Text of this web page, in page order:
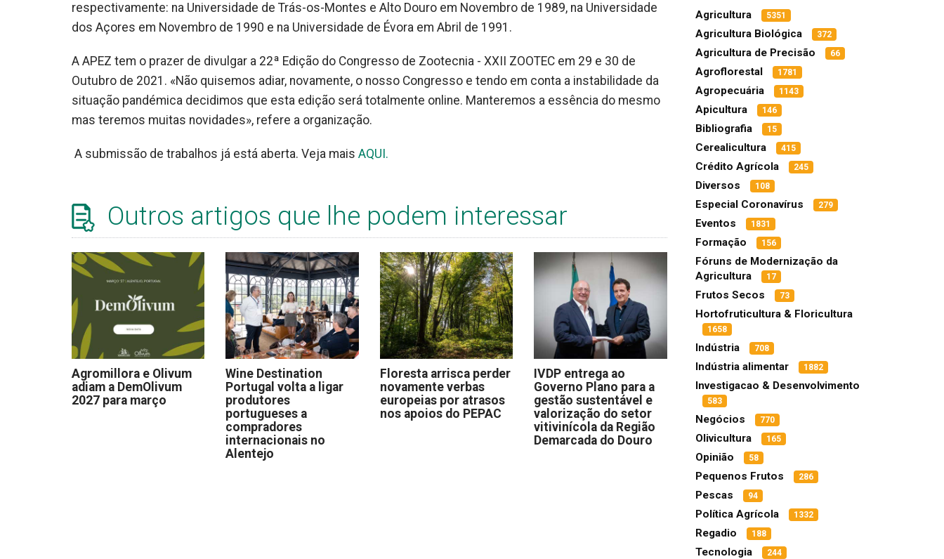
respectivamente: na Universidade de Trás-os-Montes e Alto Douro em Novembro de 1989, na Universidade
dos Açores em Novembro de 1990 e na Universidade de Évora em Abril de 1991.
A APEZ tem o prazer de divulgar a 22ª Edição do Congresso de Zootecnia - XXII ZOOTEC em 29 e 30 de
Outubro de 2021. «Não quisemos adiar, novamente, o nosso Congresso e tendo em conta a instabilidade da
situação pandémica decidimos que esta edição será totalmente online. Manteremos a essência do mesmo
mas teremos muitas novidades», refere a organização.
A submissão de trabalhos já está aberta. Veja mais AQUI.
Outros artigos que lhe podem interessar
Agromillora e Olivum
adiam a DemOlivum
2027 para março
Wine Destination
Portugal volta a ligar
produtores
portugueses a
compradores
internacionais no
Alentejo
Floresta arrisca perder
novamente verbas
europeias por atrasos
nos apoios do PEPAC
IVDP entrega ao
Governo Plano para a
gestão sustentável e
valorização do setor
vitivinícola da Região
Demarcada do Douro
Agricultura 5351
Agricultura Biológica 372
Agricultura de Precisão 66
Agroflorestal 1781
Agropecuária 1143
Apicultura 146
Bibliografia 15
Cerealicultura 415
Crédito Agrícola 245
Diversos 108
Especial Coronavírus 279
Eventos 1831
Formação 156
Fóruns de Modernização da
Agricultura
17
Frutos Secos 73
Hortofruticultura & Floricultura
1658
Indústria 708
Indústria alimentar 1882
Investigacao & Desenvolvimento
583
Negócios 770
Olivicultura 165
Opinião 58
Pequenos Frutos 286
Pescas 94
Política Agrícola 1332
Regadio 188
Tecnologia 244